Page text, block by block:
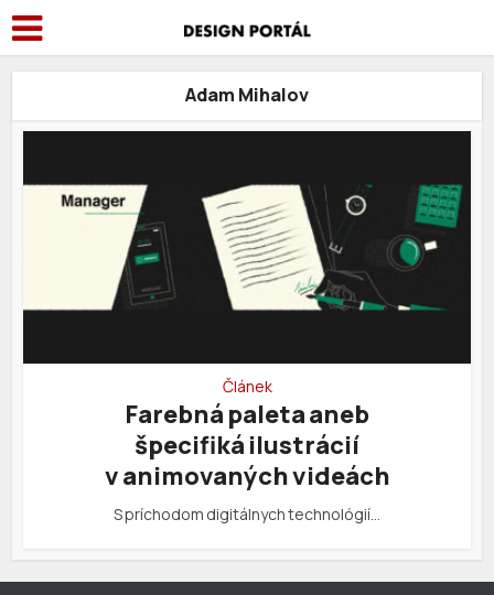
Adam Mihalov
Článek
Farebná paleta aneb
špecifiká ilustrácií
v animovaných videách
S príchodom digitálnych technológií…